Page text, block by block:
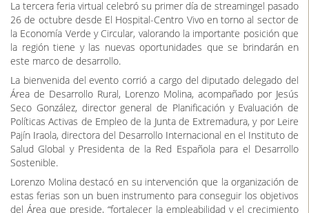
La bienvenida del evento corrió a cargo del diputado delegado del
Área de Desarrollo Rural, Lorenzo Molina, acompañado por Jesús
Seco González, director general de Planificación y Evaluación de
Políticas Activas de Empleo de la Junta de Extremadura, y por Leire
Pajín Iraola, directora del Desarrollo Internacional en el Instituto de
Salud Global y Presidenta de la Red Española para el Desarrollo
Sostenible.
Lorenzo Molina destacó en su intervención que la organización de
estas ferias son un buen instrumento para conseguir los objetivos
del Área que preside, “fortalecer la empleabilidad y el crecimiento
empresarial de la provincia”. Recordó datos históricos desde el
inicio del proyecto de estas Ferias, poniendo de manifiesto la
importancia de trabajar para fortalecer el desarrollo del territorio,
fomentando la igualdad de oportunidades y las sinergias entre lo
público y lo privado en aras del empleo y el desarrollo.